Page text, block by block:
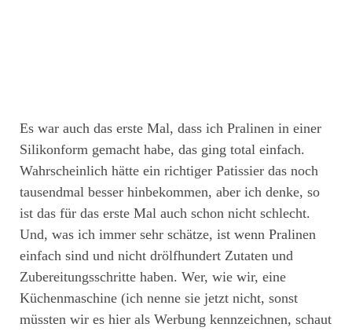
Es war auch das erste Mal, dass ich Pralinen in einer
Silikonform gemacht habe, das ging total einfach.
Wahrscheinlich hätte ein richtiger Patissier das noch
tausendmal besser hinbekommen, aber ich denke, so
ist das für das erste Mal auch schon nicht schlecht.
Und, was ich immer sehr schätze, ist wenn Pralinen
einfach sind und nicht drölfhundert Zutaten und
Zubereitungsschritte haben. Wer, wie wir, eine
Küchenmaschine (ich nenne sie jetzt nicht, sonst
müssten wir es hier als Werbung kennzeichnen, schaut